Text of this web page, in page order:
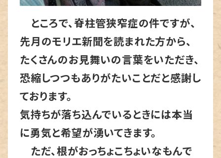
ところで、脊柱管狭窄症の件ですが、
先月のモリエ新聞を読まれた方から、
たくさんのお見舞いの言葉をいただき、
恐縮しつつもありがたいことだと感謝し
ております。
気持ちが落ち込んでいるときには本当
に勇気と希望が湧いてきます。
ただ、根がおっちょこちょいなもんで